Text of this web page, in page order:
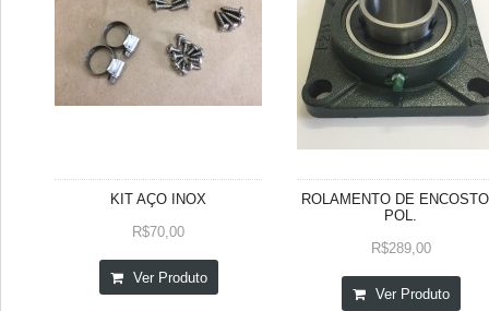
KIT AÇO INOX
R$70,00
Ver Produto
ROLAMENTO DE
POL.
R$289,00
Ver Produto